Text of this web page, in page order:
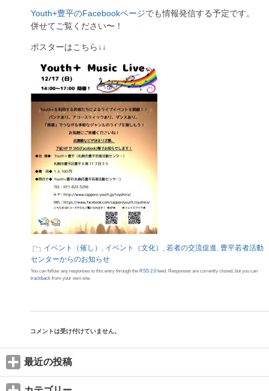
Youth+豊平のFacebookページでも情報発信する予定です。
併せてご覧ください〜！
ポスターはこちら↓↓
イベント（催し） , イベント（文化） , 若者の交流促進, 豊平若者活動
センターからのお知らせ
You can follow any responses to this entry through the RSS 2.0 feed. Responses are currently closed, but you can
trackback from your own site.
コメントは受け付けていません。
最近の投稿